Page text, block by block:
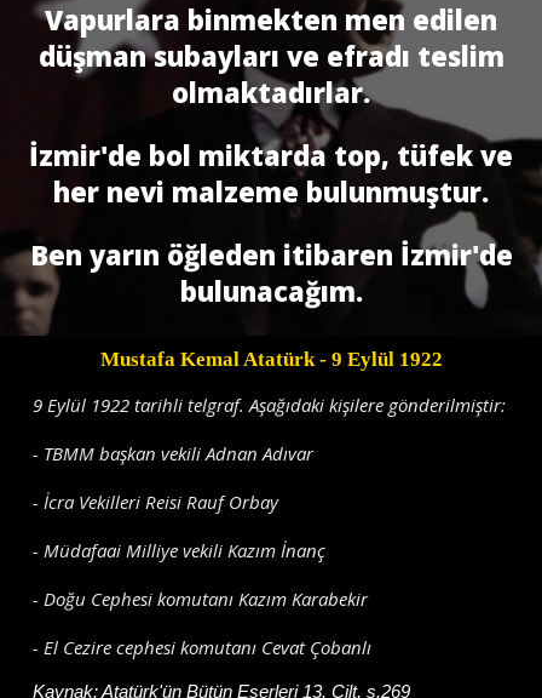
Vapurlara binmekten men edilen
düşman subayları ve efradı teslim
olmaktadırlar.
İzmir'de bol miktarda top, tüfek ve
her nevi malzeme bulunmuştur.
Ben yarın öğleden itibaren İzmir'de
bulunacağım.
Mustafa Kemal Atatürk- 9 Eylül 1922
9 Eylül 1922 tarihli telgraf. Aşağıdaki kişilere gönderilmiştir:
- TBMM başkan vekili Adnan Adıvar
- İcra Vekilleri Reisi Rauf Orbay
- Müdafaai Milliye vekili Kazım İnanç
- Doğu Cephesi komutanı Kazım Karabekir
- El Cezire cephesi komutanı Cevat Çobanlı
Kaynak:Atatürk'ün Bütün Eserleri 13. Cilt, s.269